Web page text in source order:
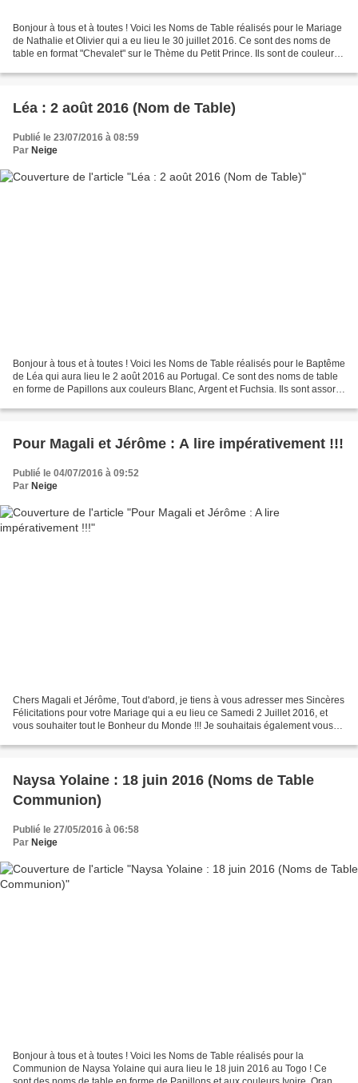
Bonjour à tous et à toutes ! Voici les Noms de Table réalisés pour le Mariage
de Nathalie et Olivier qui a eu lieu le 30 juillet 2016. Ce sont des noms de
table en format "Chevalet" sur le Thème du Petit Prince. Ils sont de couleurs
Léa : 2 août 2016 (Nom de Table)
Publié le 23/07/2016 à 08:59
Par Neige
Bonjour à tous et à toutes ! Voici les Noms de Table réalisés pour le Baptême
de Léa qui aura lieu le 2 août 2016 au Portugal. Ce sont des noms de table
en forme de Papillons aux couleurs Blanc, Argent et Fuchsia. Ils sont assortis
Pour Magali et Jérôme : A lire impérativement !!!
Publié le 04/07/2016 à 09:52
Par Neige
Chers Magali et Jérôme, Tout d'abord, je tiens à vous adresser mes Sincères
Félicitations pour votre Mariage qui a eu lieu ce Samedi 2 Juillet 2016, et
vous souhaiter tout le Bonheur du Monde !!! Je souhaitais également vous
Naysa Yolaine : 18 juin 2016 (Noms de Table
Communion)
Publié le 27/05/2016 à 06:58
Par Neige
Bonjour à tous et à toutes ! Voici les Noms de Table réalisés pour la
Communion de Naysa Yolaine qui aura lieu le 18 juin 2016 au Togo ! Ce